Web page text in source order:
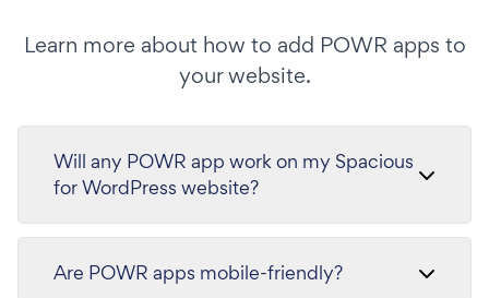
Learn more about how to add POWR apps to
your website.
Will any POWR app work on my Spacious
for WordPress website?
Are POWR apps mobile-friendly?